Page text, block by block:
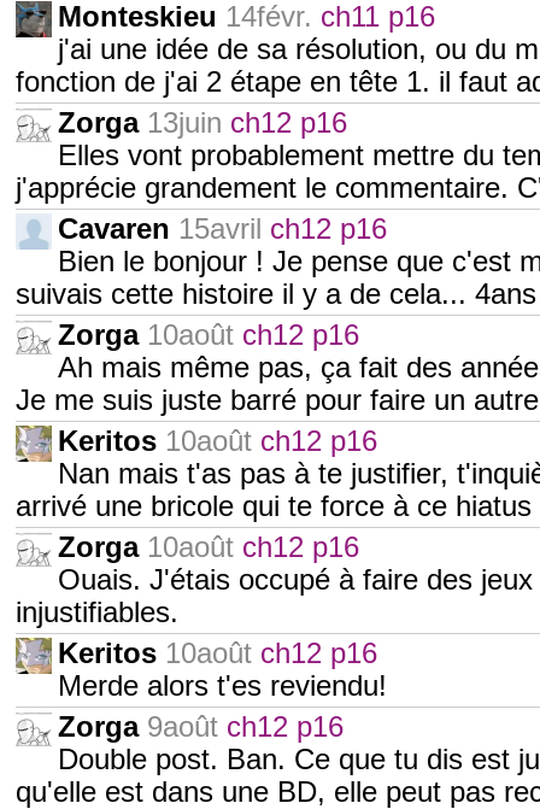
Monteskieu 14févr. ch11 p16
j'ai une idée de sa résolution, ou du
fonction de j'ai 2 étape en tête 1. il faut
Zorga 13juin ch12 p16
Elles vont probablement mettre du
j'apprécie grandement le commentaire.
Cavaren 15avril ch12 p16
Bien le bonjour ! Je pense que c'est
suivais cette histoire il y a de cela...
Zorga 10août ch12 p16
Ah mais même pas, ça fait des
Je me suis juste barré pour faire un
Keritos 10août ch12 p16
Nan mais t'as pas à te justifier,
arrivé une bricole qui te force à ce
Zorga 10août ch12 p16
Ouais. J'étais occupé à faire des
injustifiables.
Keritos 10août ch12 p16
Merde alors t'es reviendu!
Zorga 9août ch12 p16
Double post. Ban. Ce que tu dis est
qu'elle est dans une BD, elle peut pas